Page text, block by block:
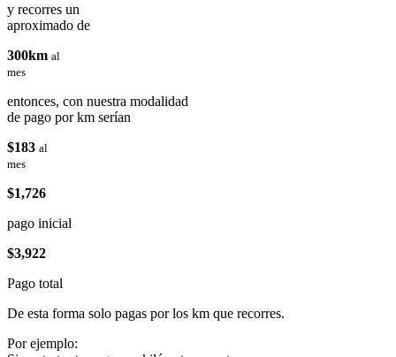
y recorres un
aproximado de
300km al
mes
entonces, con nuestra modalidad
de pago por km serían
$183 al
mes
$1,726
pago inicial
$3,922
Pago total
De esta forma solo pagas por los km que recorres.
Por ejemplo: